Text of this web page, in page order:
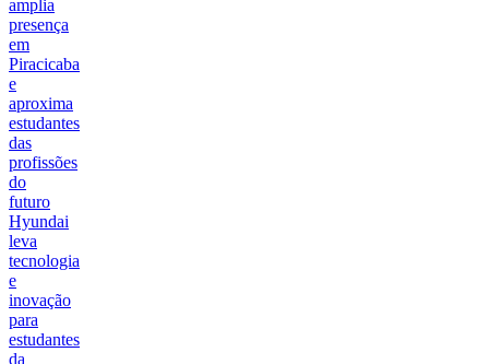
amplia
presença
em
Piracicaba
e
aproxima
estudantes
das
profissões
do
futuro
Hyundai
leva
tecnologia
e
inovação
para
estudantes
da